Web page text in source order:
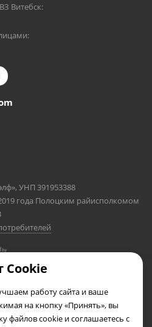
Витебск:
УНП 391953388
года Полоцким райисполкомом
Cookie
работу сайта и ваше
на кнопку «Принять», вы
файлов cookie и соглашаетесь с